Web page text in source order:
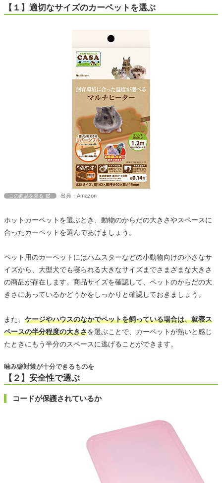
【１】適切なサイズのカーペットを選ぶ
この商品を見る 出典：Amazon
ホットカーペットを選ぶとき、動物のからだの大きさやスペースに
合ったカーペットを選んであげましょう。
ペット用のカーペットにはハムスターなどの小動物向けの小さなサ
イズから、大型犬でも寝られる大きなサイズまでさまざまな大きさ
の商品が存在します。商品サイズを確認して、ペットのからだの大
きさにあっているかどうかをしっかりと確認しておきましょう。
また、 ケージやハウスのなかでペットを飼っている場合は、就寝ス
ペースの半分程度の大きさを選ぶことで、カーペットが熱いと感じ
たときにもう半分のスペースに逃げることができます。
【２】安全性で選ぶ
噛み癖対策が十分できるものを
コードが保護されているか